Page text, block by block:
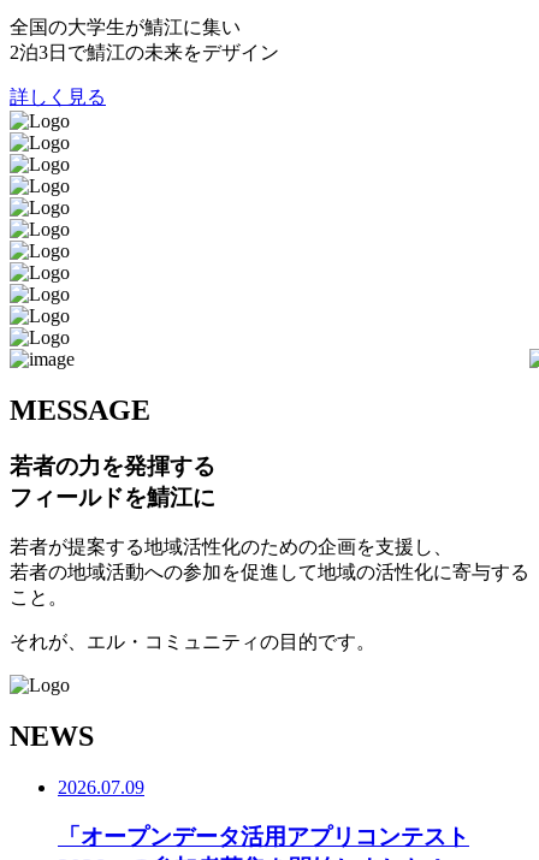
全国の大学生が鯖江に集い
2泊3日で鯖江の未来をデザイン
詳しく見る
MESSAGE
若者の力を発揮する
フィールドを鯖江に
若者が提案する地域活性化のための企画を支援し、
若者の地域活動への参加を促進して地域の活性化に寄与する
こと。
それが、エル・コミュニティの目的です。
NEWS
2026.07.09
「オープンデータ活用アプリコンテスト